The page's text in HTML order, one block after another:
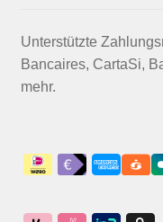
Unterstützte
Bancaires, CartaSi,
mehr.